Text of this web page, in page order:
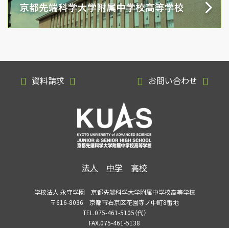
資料請求 お問い合わせ
法人 中学 高校
学校法人 永守学園 京都先端科学大学附属中学校高等学校
〒616-8036 京都市右京区花園寺ノ中町8番地
TEL.075-461-5105（代）
FAX.075-461-5138